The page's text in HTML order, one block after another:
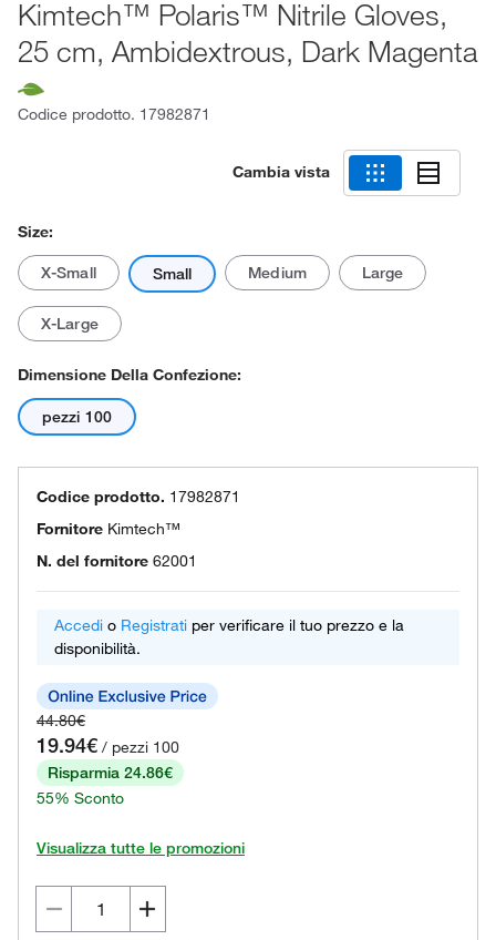
Kimtech™ Polaris™ Nitrile Gloves,
25 cm, Ambidextrous, Dark Magenta
Codice prodotto. 17982871
Cambia vista
Size:
X-Small Small Medium Large
X-Large
Dimensione Della Confezione:
pezzi 100
Codice prodotto. 17982871
Fornitore Kimtech™
N. del fornitore 62001
Accedi o Registrati per verificare il tuo prezzo e la
disponibilità.
44.80€
19.94€ / pezzi 100
Risparmia 24.86€
55% Sconto
Visualizza tutte le promozioni